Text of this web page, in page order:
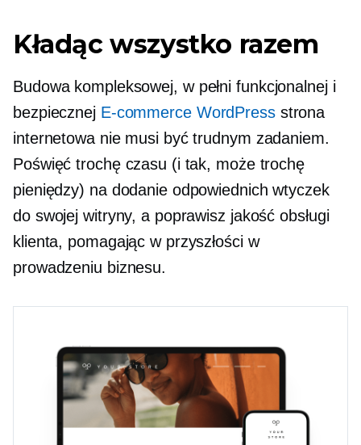
Kładąc wszystko razem
Budowa kompleksowej, w pełni funkcjonalnej i
bezpiecznej E-commerce WordPressstrona
internetowa nie musi być trudnym zadaniem.
Poświęć trochę czasu (i tak, może trochę
pieniędzy) na dodanie odpowiednich wtyczek
do swojej witryny, a poprawisz jakość obsługi
klienta, pomagając w przyszłości w
prowadzeniu biznesu.